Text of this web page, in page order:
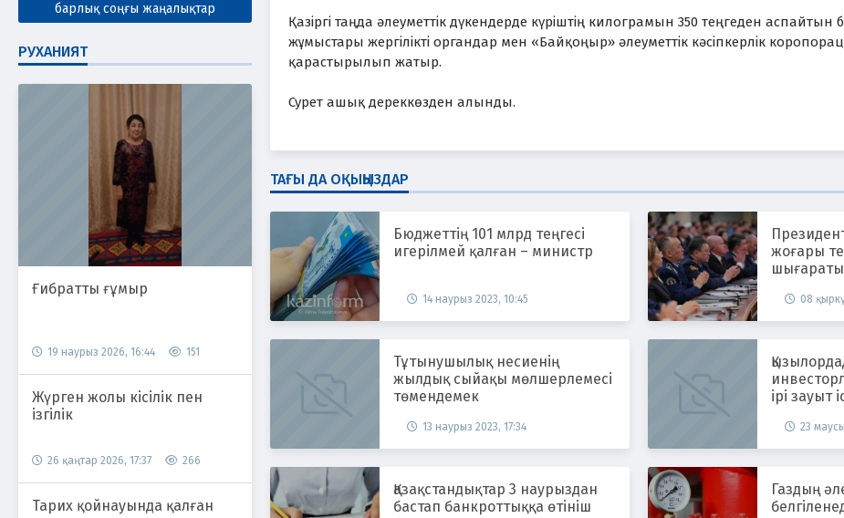
барлық соңғы жаңалықтар
РУХАНИЯТ
Ғибратты ғұмыр
19 наурыз 2026, 16:44 151
Жүрген жолы кісілік пен
ізгілік
26 қаңтар 2026, 17:37 266
Тарих қойнауында қалған
Қазіргі таңда әлеуметтік дүкендерде күріштің килограмын 350 теңгеден аспайтын
жұмыстары жергілікті органдар мен «Байқоңыр» әлеуметтік кәсіпкерлік
қарастырылып жатыр.
Сурет ашық дереккөзден алынды.
ТАҒЫ ДА ОҚЫҢЫЗДАР
Бюджеттің 101 млрд теңгесі
игерілмей қалған – министр
14 наурыз 2023, 10:45
жоғары
тапсырды
08
Тұтынушылық несиенің
жылдық сыйақы мөлшерлемесі
төмендемек
13 наурыз 2023, 17:34
ірі зауыт
23
Қазақстандықтар 3 наурыздан
бастап банкроттыққа өтініш
Газдың